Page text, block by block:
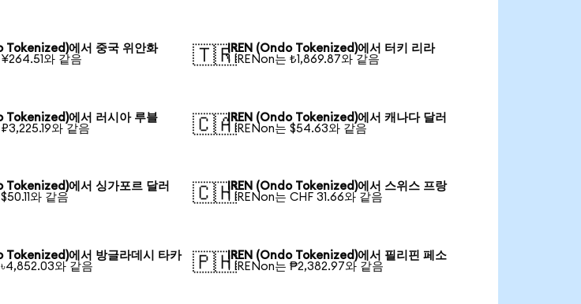
Tokenized)에서 중국 위안화
와 같음
🇹🇷IREN (Ondo Tokenized)에서 터키 리라
1 IRENon는 ₺1,869.87와 같음
Tokenized)에서 러시아 루블
와 같음
🇨🇦IREN (Ondo Tokenized)에서 캐나다 달러
1 IRENon는 $54.63와 같음
Tokenized)에서 싱가포르 달러
와 같음
🇨🇭IREN (Ondo Tokenized)에서 스위스 프랑
1 IRENon는 CHF 31.66와 같음
Tokenized)에서 방글라데시 타카
৳4,852.03와 같음
🇵🇭IREN (Ondo Tokenized)에서 필리핀 페소
1 IRENon는 ₱2,382.97와 같음